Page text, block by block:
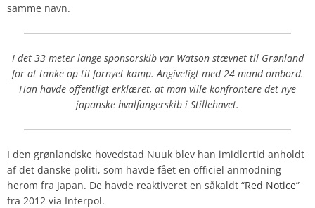
samme navn.
I det 33 meter lange sponsorskib var Watson stævnet til Grønland
for at tanke op til fornyet kamp. Angiveligt med 24 mand ombord.
Han havde offentligt erklæret, at man ville konfrontere det nye
japanske hvalfangerskib i Stillehavet.
I den grønlandske hovedstad Nuuk blev han imidlertid anholdt
af det danske politi, som havde fået en officiel anmodning
herom fra Japan. De havde reaktiveret en såkaldt “Red Notice”
fra 2012 via Interpol.